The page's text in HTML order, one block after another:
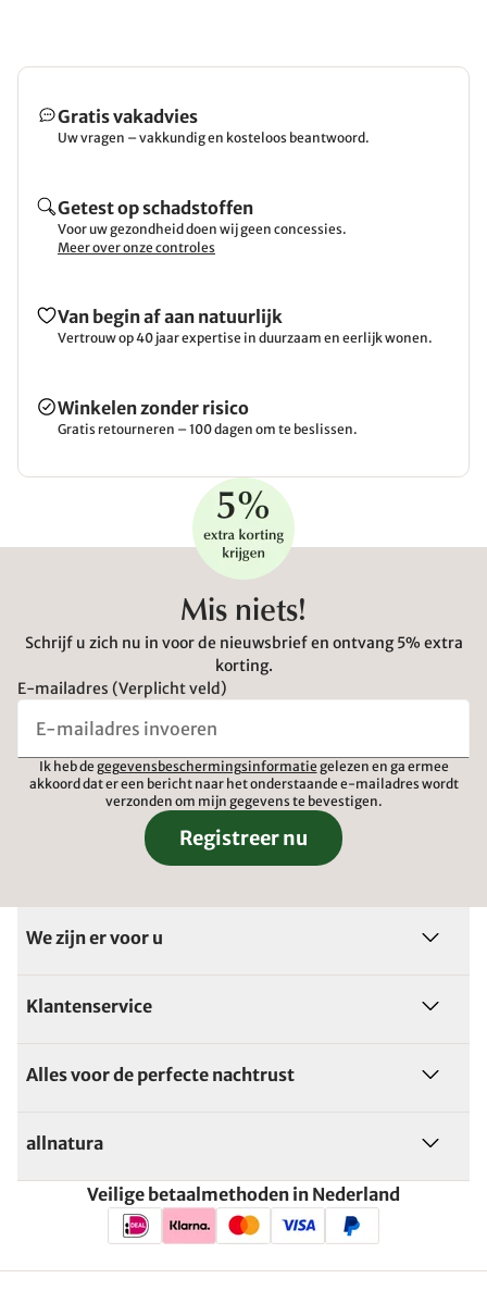
Gratis vakadvies
Uw vragen – vakkundig en kosteloos beantwoord.
Getest op schadstoffen
Voor uw gezondheid doen wij geen concessies.
Meer over onze controles
Van begin af aan natuurlijk
Vertrouw op 40 jaar expertise in duurzaam en eerlijk wonen.
Winkelen zonder risico
Gratis retourneren – 100 dagen om te beslissen.
Mis niets!
Schrijf u zich nu in voor de nieuwsbrief en ontvang 5% extra
korting.
E-mailadres (Verplicht veld)
Ik heb de gegevensbeschermingsinformatie gelezen en ga ermee
akkoord dat er een bericht naar het onderstaande e-mailadres wordt
verzonden om mijn gegevens te bevestigen.
Registreer nu
We zijn er voor u
Klantenservice
Alles voor de perfecte nachtrust
allnatura
Veilige betaalmethoden in Nederland